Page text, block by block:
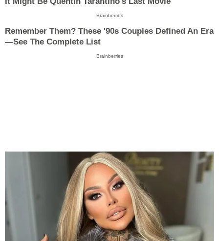
Brainberries
Remember Them? These '90s Couples Defined An Era
—See The Complete List
Brainberries